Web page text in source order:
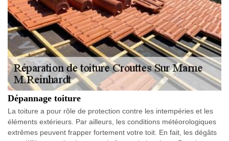
Dépannage toiture
La toiture a pour rôle de protection contre les intempéries et les
éléments extérieurs. Par ailleurs, les conditions météorologiques
extrêmes peuvent frapper fortement votre toit. En fait, les dégâts